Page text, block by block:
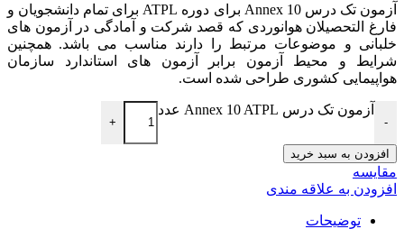
آزمون تک درس Annex 10 برای دوره ATPL برای تمام دانشجویان و
فارغ التحصیلان هوانوردی که قصد شرکت و آمادگی در آزمون های
خلبانی و موضوعات مرتبط را دارند مناسب می باشد. همچنین
شرایط و محیط آزمون برابر آزمون های استاندارد سازمان
هواپیمایی کشوری طراحی شده است.
-
آزمون تک درس Annex 10 ATPL عدد
+
افزودن به سبد خرید
مقایسه
افزودن به علاقه مندی
توضیحات